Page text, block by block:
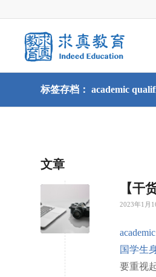
标签存档： academic
文章
【干
2023年1月
国学生
要重视